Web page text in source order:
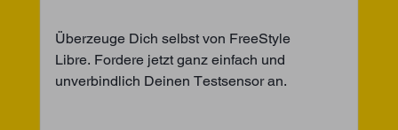
Überzeuge Dich selbst von FreeStyle
Libre. Fordere jetzt ganz einfach und
unverbindlich Deinen Testsensor an.